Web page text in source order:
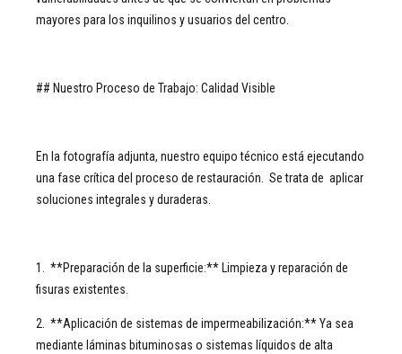
mayores para los inquilinos y usuarios del centro.
## Nuestro Proceso de Trabajo: Calidad Visible
En la fotografía adjunta, nuestro equipo técnico está ejecutando
una fase crítica del proceso de restauración. Se trata de aplicar
soluciones integrales y duraderas.
1. **Preparación de la superficie:** Limpieza y reparación de
fisuras existentes.
2. **Aplicación de sistemas de impermeabilización:** Ya sea
mediante láminas bituminosas o sistemas líquidos de alta